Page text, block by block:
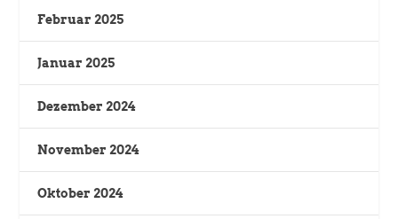
Februar 2025
Januar 2025
Dezember 2024
November 2024
Oktober 2024